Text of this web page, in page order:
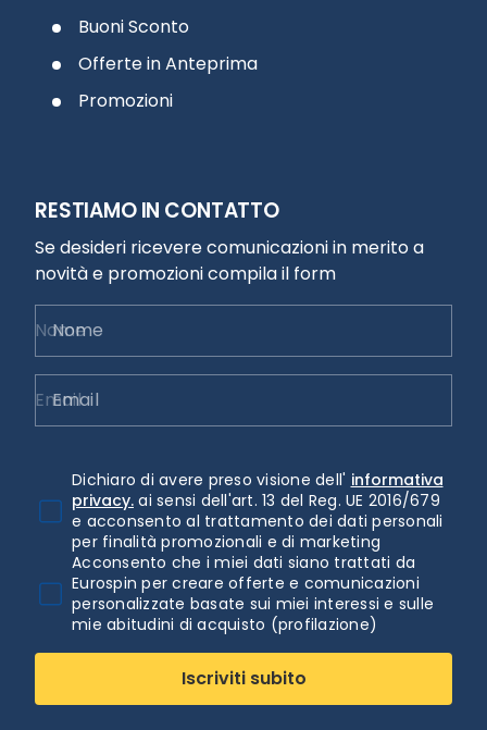
Buoni Sconto
Offerte in Anteprima
Promozioni
RESTIAMO IN CONTATTO
Se desideri ricevere comunicazioni in merito a
novità e promozioni compila il form
Nome
Email
Dichiaro di avere preso visione dell' informativa
privacy. ai sensi dell'art. 13 del Reg. UE 2016/679
e acconsento al trattamento dei dati personali
per finalità promozionali e di marketing
Acconsento che i miei dati siano trattati da
Eurospin per creare offerte e comunicazioni
personalizzate basate sui miei interessi e sulle
mie abitudini di acquisto (profilazione)
Iscriviti subito